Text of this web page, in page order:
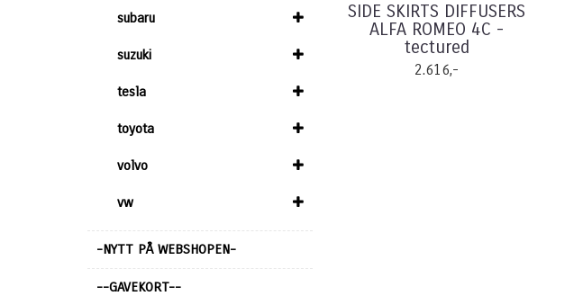
subaru
suzuki
tesla
toyota
volvo
vw
-NYTT PÅ WEBSHOPEN-
--GAVEKORT--
SIDE SKIRTS DIFFUSERS
ALFA ROMEO 4C -
tectured
2.616,-